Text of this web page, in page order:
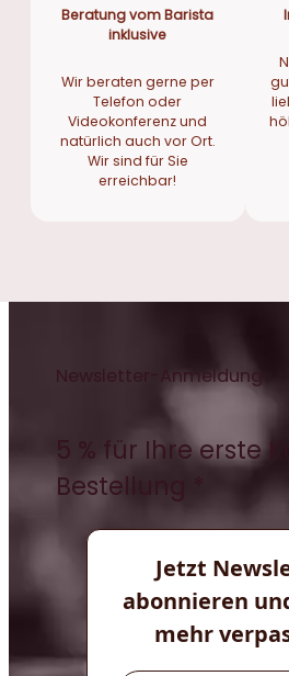
Beratung vom Barista
inklusive
Wir beraten gerne per
Telefon oder
Videokonferenz und
natürlich auch vor Ort.
Wir sind für Sie
erreichbar!
Newsletter-Anmeldung
5 % für Ihre erste
Bestellung *
Jetzt
abonnieren
mehr